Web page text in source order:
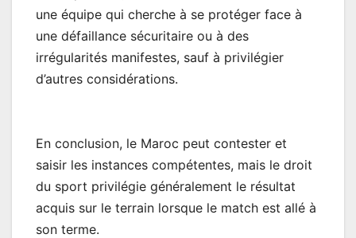
une équipe qui cherche à se protéger face à
une défaillance sécuritaire ou à des
irrégularités manifestes, sauf à privilégier
d’autres considérations.
En conclusion, le Maroc peut contester et
saisir les instances compétentes, mais le droit
du sport privilégie généralement le résultat
acquis sur le terrain lorsque le match est allé à
son terme.